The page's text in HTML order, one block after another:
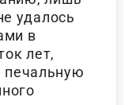
удалось
в
лет,